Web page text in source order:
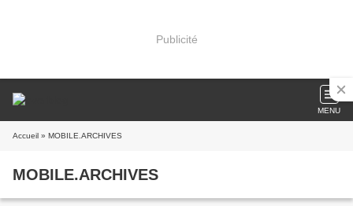
Publicité
MENU
Accueil » MOBILE.ARCHIVES
MOBILE.ARCHIVES